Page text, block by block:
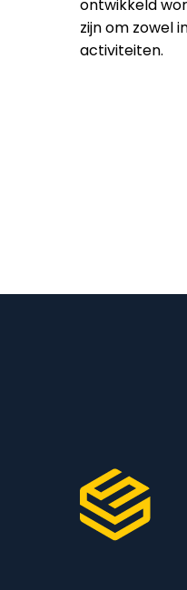
ontwikkeld
zijn om zowel
activiteiten.